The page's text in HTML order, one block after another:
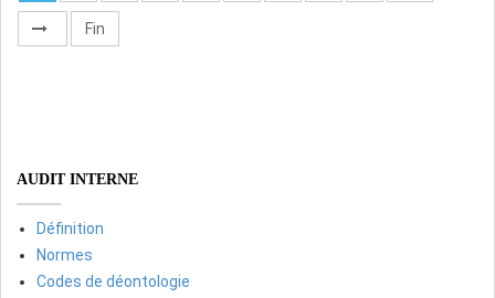
Fin
AUDIT INTERNE
Définition
Normes
Codes de déontologie